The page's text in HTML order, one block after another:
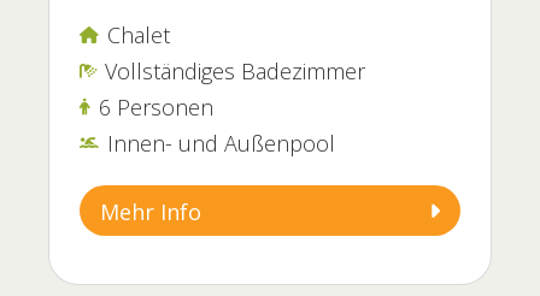
 Chalet
 6 Personen
 Vollständiges Badezimmer
 Innen- und Außenpool
Mehr Info